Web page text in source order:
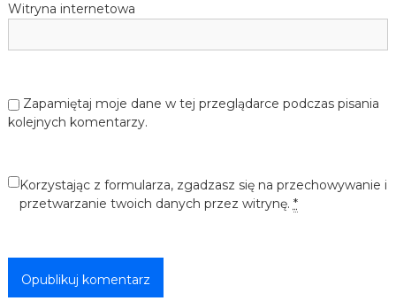
Witryna internetowa
Zapamiętaj moje dane w tej przeglądarce podczas pisania
kolejnych komentarzy.
Korzystając z formularza, zgadzasz się na przechowywanie i
przetwarzanie twoich danych przez witrynę. *